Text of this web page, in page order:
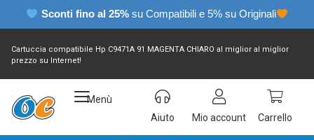
Sconti fino al 25% su Compatibili e 5% su Originali
Cartuccia compatibile Hp C9471A 91 MAGENTA CHIARO al miglior al miglior
prezzo su Internet!
Menù
Aiuto
Mio account Carrello